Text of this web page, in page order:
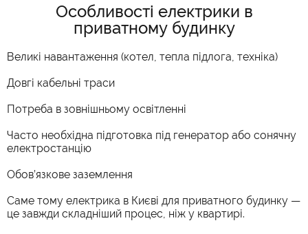
Особливості електрики в
приватному будинку
Великі навантаження (котел, тепла підлога, техніка)
Довгі кабельні траси
Потреба в зовнішньому освітленні
Часто необхідна підготовка під генератор або сонячну
електростанцію
Обов’язкове заземлення
Саме тому електрика в Києві для приватного будинку —
це завжди складніший процес, ніж у квартирі.